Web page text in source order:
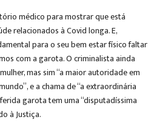
médico para mostrar que está
relacionados à Covid longa. E,
para o seu bem estar físico faltar
com a garota. O criminalista ainda
mas sim “a maior autoridade em
e a chama de “a extraordinária
garota tem uma “disputadíssima
à Justiça.